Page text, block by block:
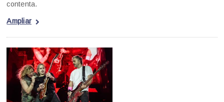
contenta.
Ampliar